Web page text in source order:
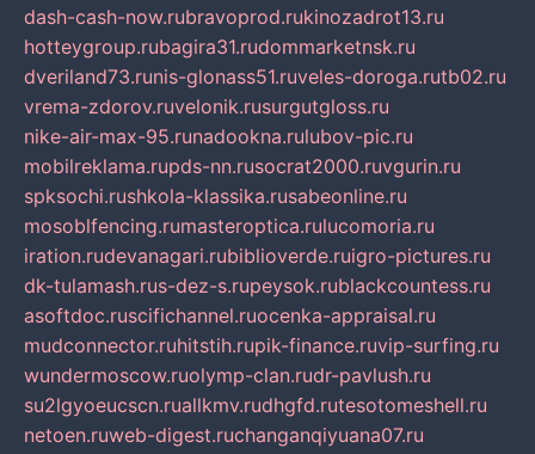
dash-cash-now.rubravoprod.rukinozadrot13.ru
hotteygroup.rubagira31.rudommarketnsk.ru
dveriland73.runis-glonass51.ruveles-doroga.rutb02.ru
vrema-zdorov.ruvelonik.rusurgutgloss.ru
nike-air-max-95.runadookna.rulubov-pic.ru
mobilreklama.rupds-nn.rusocrat2000.ruvgurin.ru
spksochi.rushkola-klassika.rusabeonline.ru
mosoblfencing.rumasteroptica.rulucomoria.ru
iration.rudevanagari.rubiblioverde.ruigro-pictures.ru
dk-tulamash.rus-dez-s.rupeysok.rublackcountess.ru
asoftdoc.ruscifichannel.ruocenka-appraisal.ru
mudconnector.ruhitstih.rupik-finance.ruvip-surfing.ru
wundermoscow.ruolymp-clan.rudr-pavlush.ru
su2lgyoeucscn.ruallkmv.rudhgfd.rutesotomeshell.ru
netoen.ruweb-digest.ruchanganqiyuana07.ru